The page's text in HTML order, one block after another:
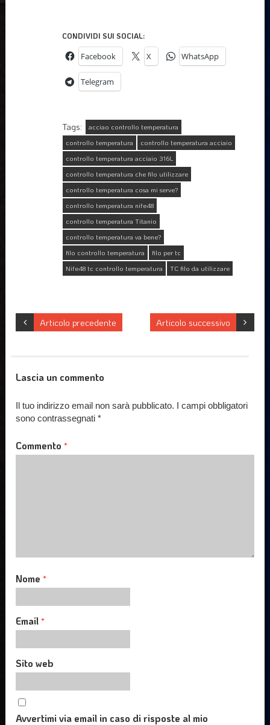
CONDIVIDI SUI SOCIAL:
Facebook X WhatsApp
Telegram
Tags:
acciao controllo temperatura
controllo temperatura
controllo temperatura acciaio
controllo temperatura acciaio 316L
controllo temperatura che filo utilizzare
controllo temperatura cosa mi serve?
controllo temperatura nife48
controllo temperatura Titanio
controllo temperatura va bene?
filo controllo temperatura
filo per tc
Nife48 tc controllo temperatura
TC filo da utilizzare
Articolo successivo
Articolo precedente
Lascia un commento
Il tuo indirizzo email non sarà pubblicato. I campi obbligatori
sono contrassegnati*
Commento*
Nome*
Email*
Sito web
Avvertimi via email in caso di risposte al mio